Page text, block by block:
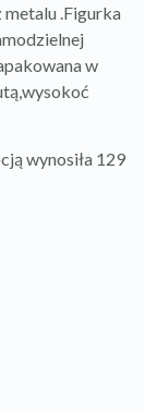
.Figurka
w
wynosiła 129